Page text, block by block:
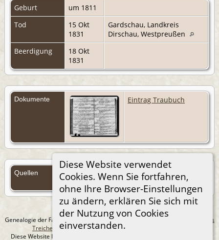
Diese Website verwendet
Cookies. Wenn Sie fortfahren,
ohne Ihre Browser-Einstellungen
zu ändern, erklären Sie sich mit
der Nutzung von Cookies
einverstanden.
Geburt
um 1811
Tod
15 Okt
1831
Gardschau, Landkreis
Dirschau, Westpreußen
Beerdigung
18 Okt
1831
Dokumente Eintrag Traubuch
Quellen
Quellen (Anmelden)
Genealogie der Familie Treichel aus Berlin. - erstellt und betreut von
Andreas
Treichel
Copyright © 2014-2026 Alle Rechte vorbehalten.
Diese Website läuft mit